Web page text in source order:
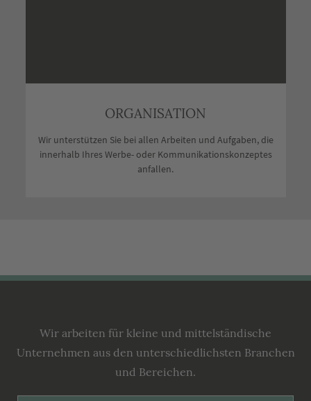
ORGANISATION
Wir unterstützen Sie bei allen Arbeiten und Aufgaben, die
innerhalb Ihres Werbe- oder Kommunikationskonzeptes
anfallen.
Werbeagentur
Wir arbeiten für kleine und mittelständische
Unternehmen aus den unterschiedlichsten Branchen
und Bereichen.